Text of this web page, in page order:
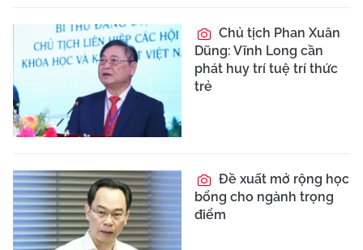
Chủ tịch Phan Xuân
Dũng: Vĩnh Long cần
phát huy trí tuệ trí thức
trẻ
Đề xuất mở rộng học
bổng cho ngành trọng
điểm